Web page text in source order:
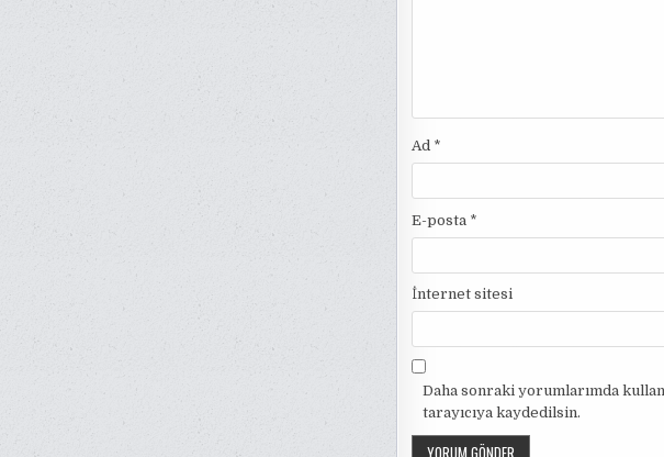
Ad *
E-posta *
İnternet sitesi
Daha sonraki yorumlarımda
tarayıcıya kaydedilsin.